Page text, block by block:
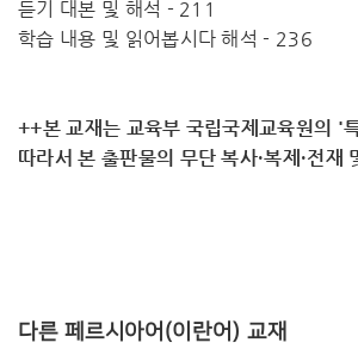
듣기 대본 및 해석 - 211
학습 내용 및 읽어봅시다 해석 - 236
++본 교재는 교육부 국립국제교육원의 '
따라서 ​본 출판물의 무단 복사·복제·전
다른 페르시아어(이란어) 교재